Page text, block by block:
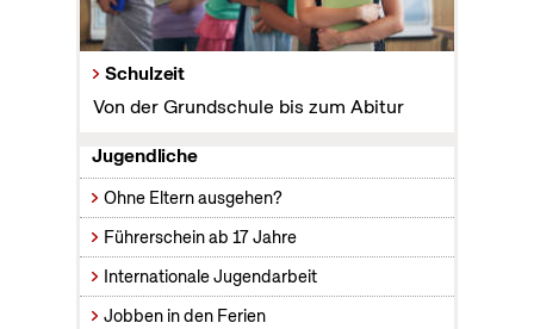
Schulzeit
Von der Grundschule bis zum Abitur
Jugendliche
Ohne Eltern ausgehen?
Führerschein ab 17 Jahre
Internationale Jugendarbeit
Jobben in den Ferien